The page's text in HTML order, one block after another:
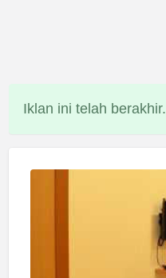
Iklan ini telah berakhir.